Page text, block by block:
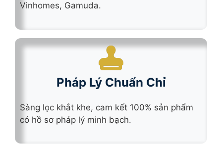
Vinhomes, Gamuda.
Pháp Lý Chuẩn Chỉ
Sàng lọc khắt khe, cam kết 100% sản phẩm
có hồ sơ pháp lý minh bạch.